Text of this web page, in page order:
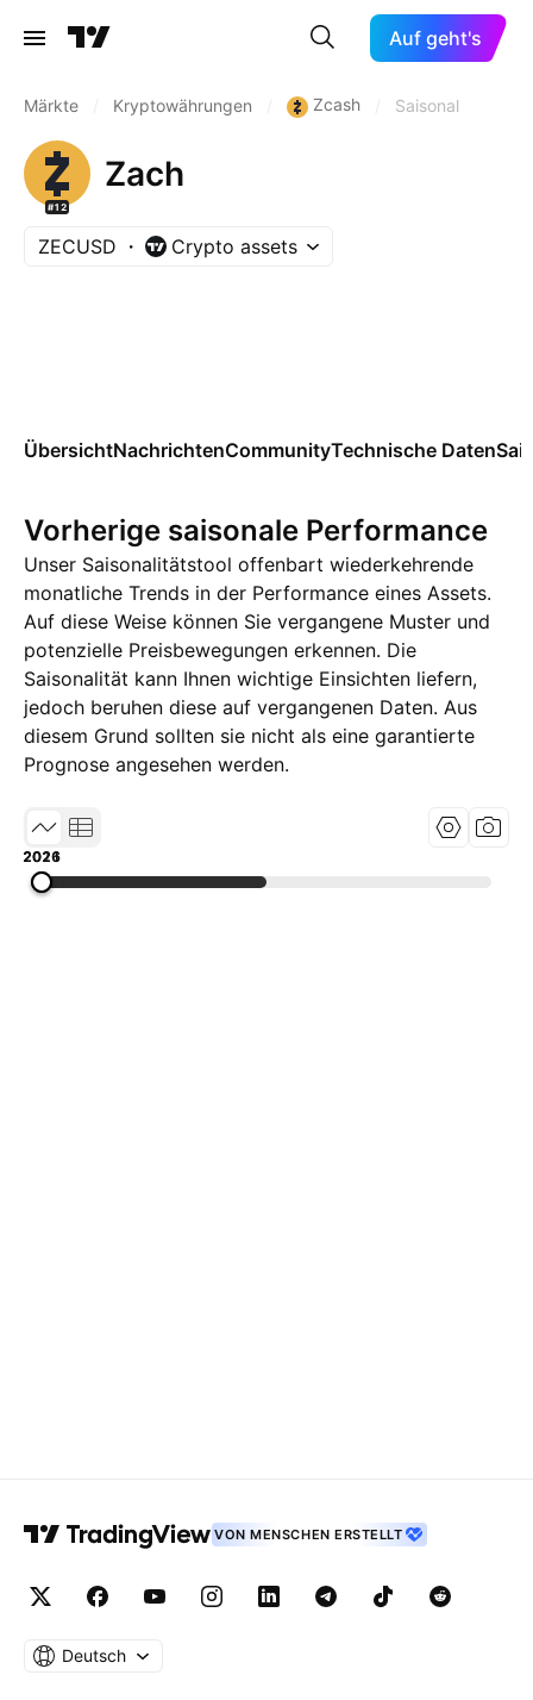
Auf geht's
Märkte Kryptowährungen Zcash Saisonal
#12
Zach
ZECUSD Crypto assets
ÜbersichtNachrichtenCommunityTechnische Daten
Vorherige saisonale Performance
Unser Saisonalitätstool offenbart wiederkehrende
monatliche Trends in der Performance eines Assets.
Auf diese Weise können Sie vergangene Muster und
potenzielle Preisbewegungen erkennen. Die
Saisonalität kann Ihnen wichtige Einsichten liefern,
jedoch beruhen diese auf vergangenen Daten. Aus
diesem Grund sollten sie nicht als eine garantierte
Prognose angesehen werden.
2016
2021
2026
VON MENSCHEN ERSTELLT
Deutsch